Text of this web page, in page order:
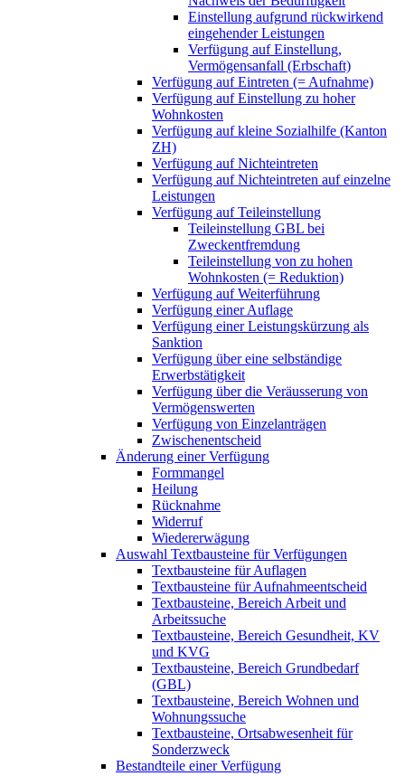
Einstellung aufgrund rückwirkend
eingehender Leistungen
Verfügung auf Einstellung,
Vermögensanfall (Erbschaft)
Verfügung auf Eintreten (= Aufnahme)
Verfügung auf Einstellung zu hoher
Wohnkosten
Verfügung auf kleine Sozialhilfe (Kanton
ZH)
Verfügung auf Nichteintreten
Verfügung auf Nichteintreten auf einzelne
Leistungen
Verfügung auf Teileinstellung
Teileinstellung GBL bei
Zweckentfremdung
Teileinstellung von zu hohen
Wohnkosten (= Reduktion)
Verfügung auf Weiterführung
Verfügung einer Auflage
Verfügung einer Leistungskürzung als
Sanktion
Verfügung über eine selbständige
Erwerbstätigkeit
Verfügung über die Veräusserung von
Vermögenswerten
Verfügung von Einzelanträgen
Zwischenentscheid
Änderung einer Verfügung
Formmangel
Heilung
Rücknahme
Widerruf
Wiedererwägung
Auswahl Textbausteine für Verfügungen
Textbausteine für Auflagen
Textbausteine für Aufnahmeentscheid
Textbausteine, Bereich Arbeit und
Arbeitssuche
Textbausteine, Bereich Gesundheit, KV
und KVG
Textbausteine, Bereich Grundbedarf
(GBL)
Textbausteine, Bereich Wohnen und
Wohnungssuche
Textbausteine, Ortsabwesenheit für
Sonderzweck
Bestandteile einer Verfügung